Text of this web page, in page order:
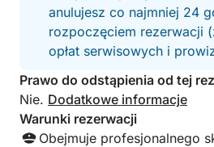
niezapomniane wspomnienia z
przyjaciółmi!
anulujesz co najmniej 24
rozpoczęciem rezerwacji
opłat serwisowych i
Prawo do odstąpienia od tej
Nie. Dodatkowe informacje
Warunki rezerwacji
Obejmuje profesjonalnego